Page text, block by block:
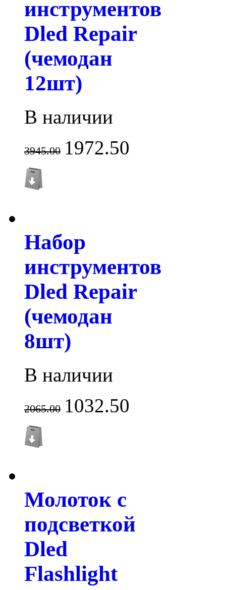
инструментов
Dled Repair
(чемодан
12шт)
В наличии
3945.00 1972.50
Набор
инструментов
Dled Repair
(чемодан
8шт)
В наличии
2065.00 1032.50
Молоток с
подсветкой
Dled
Flashlight